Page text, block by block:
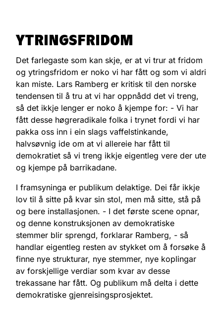
YTRINGSFRIDOM
Det farlegaste som kan skje, er at vi trur at fridom
og ytringsfridom er noko vi har fått og som vi aldri
kan miste. Lars Ramberg er kritisk til den norske
tendensen til å tru at vi har oppnådd det vi treng,
så det ikkje lenger er noko å kjempe for: - Vi har
fått desse høgreradikale folka i trynet fordi vi har
pakka oss inn i ein slags vaffelstinkande,
halvsøvnig ide om at vi allereie har fått til
demokratiet så vi treng ikkje eigentleg vere der ute
og kjempe på barrikadane.
I framsyninga er publikum delaktige. Dei får ikkje
lov til å sitte på kvar sin stol, men må sitte, stå på
og bere installasjonen. - I det første scene opnar,
og denne konstruksjonen av demokratiske
stemmer blir sprengd, forklarar Ramberg, - så
handlar eigentleg resten av stykket om å forsøke å
finne nye strukturar, nye stemmer, nye koplingar
av forskjellige verdiar som kvar av desse
trekassane har fått. Og publikum må delta i dette
demokratiske gjenreisingsprosjektet.